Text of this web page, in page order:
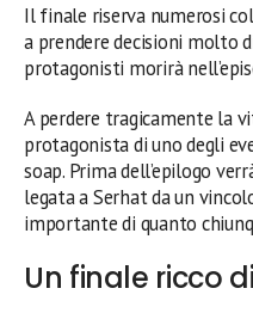
Il finale riserva numerosi
a prendere decisioni molto
protagonisti morirà
A perdere tragicamente la
protagonista di uno degli
soap. Prima dell’epilogo
legata a Serhat da un
importante di quanto
Un finale ricco